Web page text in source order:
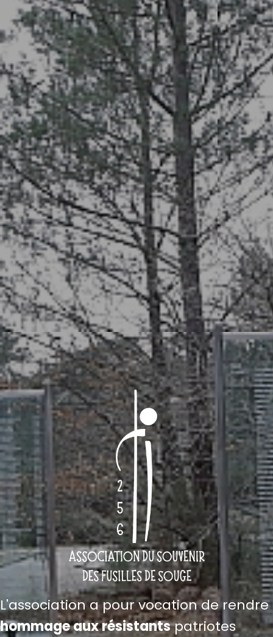
L'association a pour vocation de rendre
hommage aux résistantspatriotes